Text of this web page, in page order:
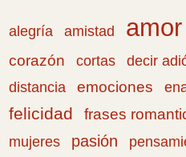
alegría amistad amor
corazón
cortas decir
distancia emociones
felicidad frases
mujeres
pasión